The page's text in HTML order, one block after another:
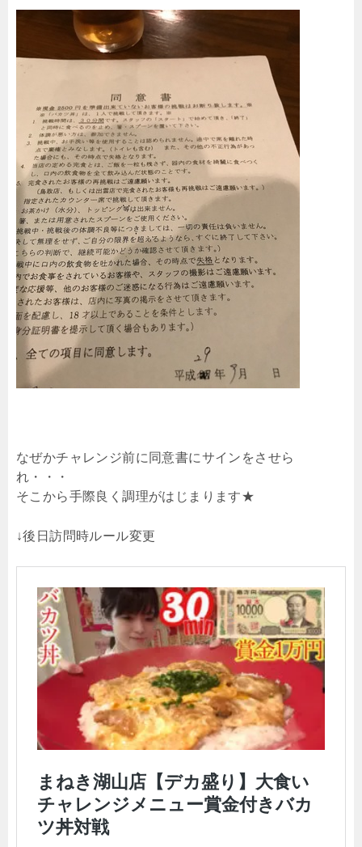
なぜかチャレンジ前に同意書にサインをさせら
れ・・・
そこから手際良く調理がはじまります★
↓後日訪問時ルール変更